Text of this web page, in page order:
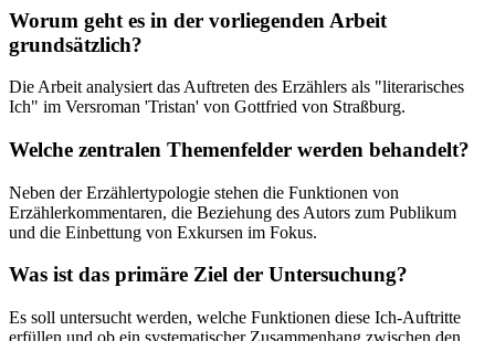
Worum geht es in der vorliegenden Arbeit
grundsätzlich?
Die Arbeit analysiert das Auftreten des Erzählers als "literarisches
Ich" im Versroman 'Tristan' von Gottfried von Straßburg.
Welche zentralen Themenfelder werden behandelt?
Neben der Erzählertypologie stehen die Funktionen von
Erzählerkommentaren, die Beziehung des Autors zum Publikum
und die Einbettung von Exkursen im Fokus.
Was ist das primäre Ziel der Untersuchung?
Es soll untersucht werden, welche Funktionen diese Ich-Auftritte